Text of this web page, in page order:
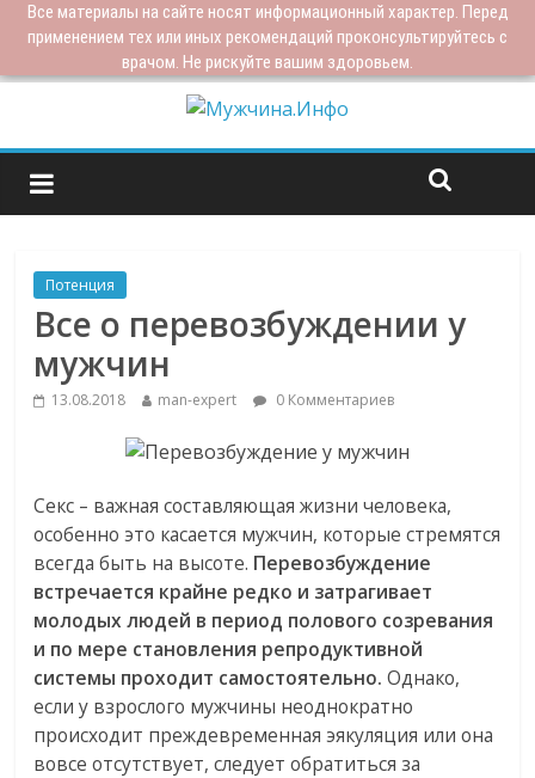
Все материалы на сайте носят информационный характер. Перед
применением тех или иных рекомендаций проконсультируйтесь с
врачом. Не рискуйте вашим здоровьем.
Потенция
Все о перевозбуждении у
мужчин
13.08.2018 man-expert 0 Комментариев
Секс – важная составляющая жизни человека,
особенно это касается мужчин, которые стремятся
всегда быть на высоте. Перевозбуждение
встречается крайне редко и затрагивает
молодых людей в период полового созревания
и по мере становления репродуктивной
системы проходит самостоятельно. Однако,
если у взрослого мужчины неоднократно
происходит преждевременная эякуляция или она
вовсе отсутствует, следует обратиться за